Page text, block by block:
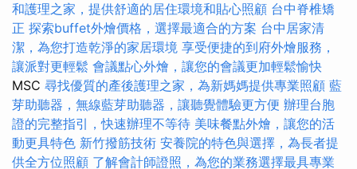
和護理之家，提供舒適的居住環境和貼心照顧 台中脊椎矯
正 探索buffet外燴價格，選擇最適合的方案 台中居家清
潔，為您打造乾淨的家居環境 享受便捷的到府外燴服務，
讓派對更輕鬆 會議點心外燴，讓您的會議更加輕鬆愉快
MSC 尋找優質的產後護理之家，為新媽媽提供專業照顧 藍
芽助聽器，無線藍芽助聽器，讓聽覺體驗更方便 辦理台胞
證的完整指引，快速辦理不等待 美味餐點外燴，讓您的活
動更具特色 新竹撥筋技術 安養院的特色與選擇，為長者提
供全方位照顧 了解會計師證照，為您的業務選擇最具專業